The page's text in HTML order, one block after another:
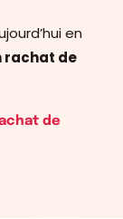
en
rachat de
de